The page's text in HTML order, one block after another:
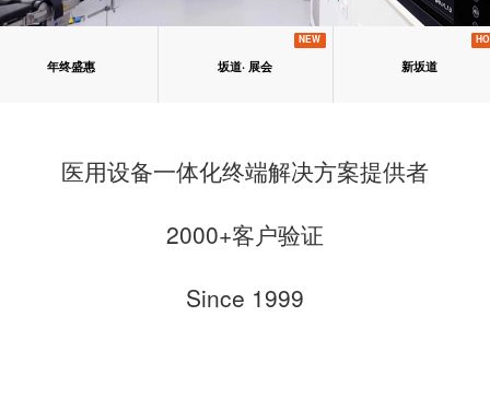
年终盛惠 坂道· 展会
NEW
新坂道
医用设备一体化终端解决方案提供者
2000+客户验证
Since 1999